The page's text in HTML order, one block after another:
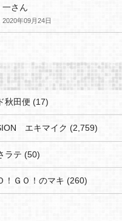
一さん
2020年09月24日
秋田便 (17)
エキマイク (2,759)
ラテ (50)
！ＧＯ！のマキ (260)